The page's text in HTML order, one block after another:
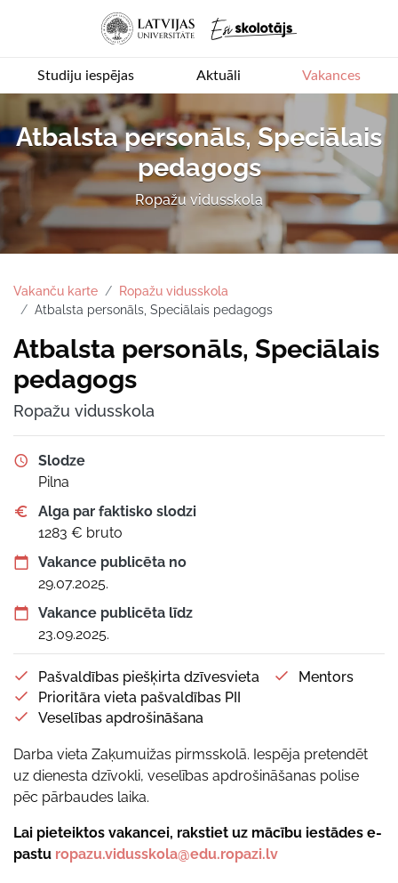
Studiju iespējas Aktuāli Vakances
Atbalsta personāls, Speciālais
pedagogs
Ropažu vidusskola
Vakanču karte
Ropažu vidusskola
Atbalsta personāls, Speciālais pedagogs
Atbalsta personāls, Speciālais
pedagogs
Ropažu vidusskola
Slodze
Pilna
Alga par faktisko slodzi
1283 € bruto
Vakance publicēta no
29.07.2025.
Vakance publicēta līdz
23.09.2025.
Pašvaldības piešķirta dzīvesvieta
Mentors
Prioritāra vieta pašvaldības PII
Veselības apdrošināšana
Darba vieta Zaķumuižas pirmsskolā. Iespēja pretendēt
uz dienesta dzīvokli, veselības apdrošināšanas polise
pēc pārbaudes laika.
Lai pieteiktos vakancei, rakstiet uz mācību iestādes e-
pastu ropazu.vidusskola@edu.ropazi.lv